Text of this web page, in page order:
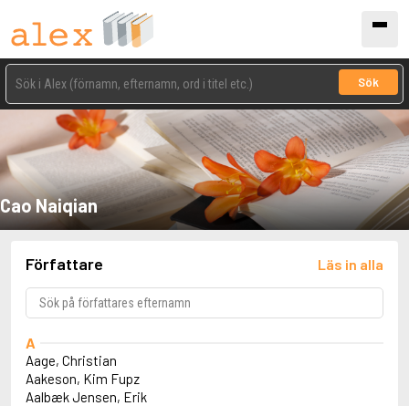
Sök
Cao Naiqian
Författare Läs in alla
A
Aage, Christian
Aakeson, Kim Fupz
Aalbæk Jensen, Erik